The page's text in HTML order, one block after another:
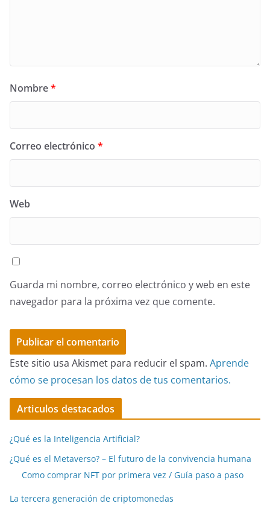
Nombre*
Correo electrónico *
Web
Guarda mi nombre, correo electrónico y web en este
navegador para la próxima vez que comente.
Este sitio usa Akismet para reducir el spam. Aprende
cómo se procesan los datos de tus comentarios.
Articulos destacados
¿Qué es la Inteligencia Artificial?
¿Qué es el Metaverso? – El futuro de la convivencia humana
Como comprar NFT por primera vez / Guía paso a paso
La tercera generación de criptomonedas